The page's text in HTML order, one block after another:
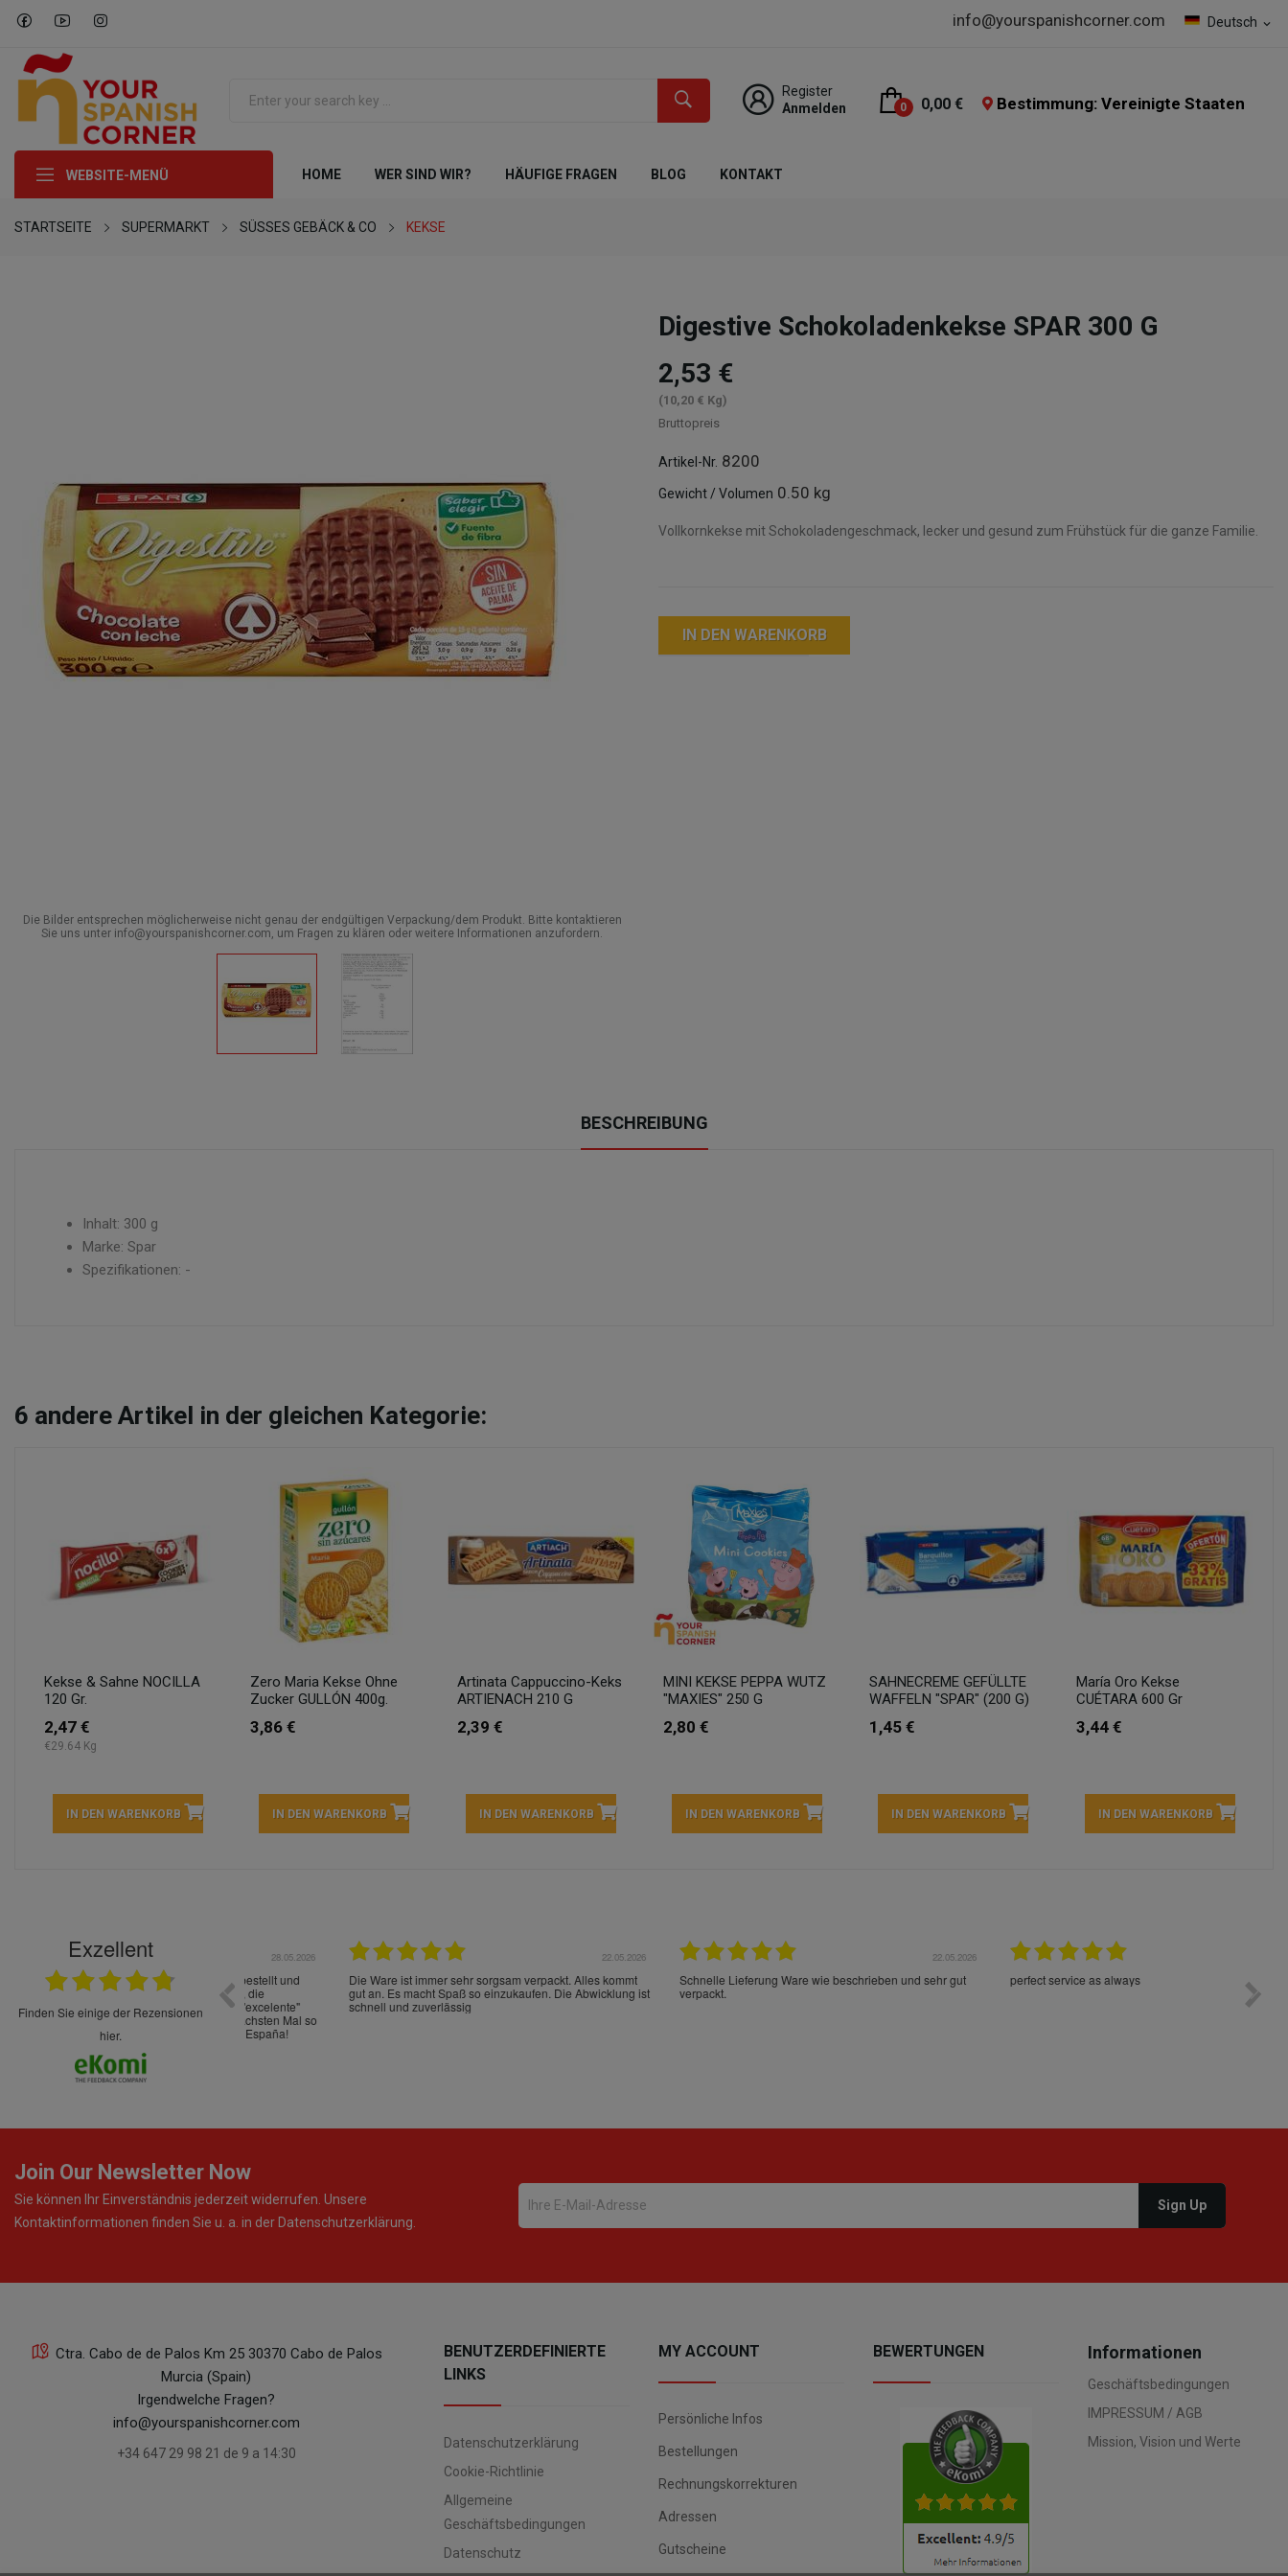
Deutsch expand_more
info@yourspanishcorner.com
Register
Anmelden
0 0,00 € Bestimmung: Vereinigte Staaten
WEBSITE-MENÜ HOME WER SIND WIR? HÄUFIGE FRAGEN BLOG KONTAKT
STARTSEITE SUPERMARKT SÜSSES GEBÄCK & CO KEKSE
Die Bilder entsprechen möglicherweise nicht genau der endgültigen Verpackung/dem Produkt. Bitte kontaktieren
Sie uns unter info@yourspanishcorner.com, um Fragen zu klären oder weitere Informationen anzufordern.
Digestive Schokoladenkekse SPAR 300 G
2,53 €
(10,20 € Kg)
Bruttopreis
Artikel-Nr. 8200
Gewicht / Volumen 0.50 kg
Vollkornkekse mit Schokoladengeschmack, lecker und gesund zum Frühstück für die ganze Familie.
IN DEN WARENKORB
BESCHREIBUNG
Inhalt: 300 g
Marke: Spar
Spezifikationen: -
6 andere Artikel in der gleichen Kategorie:
Kekse & Sahne NOCILLA
120 Gr.
2,47 €
€29.64 Kg
IN DEN WARENKORB
Zero Maria Kekse Ohne
Zucker GULLÓN 400g.
3,86 €
IN DEN WARENKORB
Artinata Cappuccino-Keks
ARTIENACH 210 G
2,39 €
IN DEN WARENKORB
MINI KEKSE PEPPA WUTZ
"MAXIES" 250 G
2,80 €
IN DEN WARENKORB
SAHNECREME GEFÜLLTE
WAFFELN "SPAR" (200 G)
1,45 €
IN DEN WARENKORB
María Oro Kekse
CUÉTARA 600 Gr
3,44 €
IN DEN WARENKORB
Exzellent
finden Sie einige der Rezensionen
hier.
sehr sorgsam verpackt. Alles kommt
Spaß so einzukaufen. Die Abwicklung ist
Schnelle Lieferung Ware wie beschrieben und sehr gut
verpackt.
perfect service as always
Die Waren sind schnell und im Guten Zustand geliefert
Join Our Newsletter Now
Sie können Ihr Einverständnis jederzeit widerrufen. Unsere
Kontaktinformationen finden Sie u. a. in der Datenschutzerklärung.
Ctra. Cabo de de Palos Km 25 30370 Cabo de Palos
Murcia (Spain)
Irgendwelche Fragen?
info@yourspanishcorner.com
+34 647 29 98 21 de 9 a 14:30
BENUTZERDEFINIERTE
LINKS
Datenschutzerklärung
Cookie-Richtlinie
Allgemeine
Geschäftsbedingungen
Datenschutz
MY ACCOUNT
Persönliche Infos
Bestellungen
Rechnungskorrekturen
Adressen
Gutscheine
BEWERTUNGEN Informationen
Geschäftsbedingungen
IMPRESSUM / AGB
Mission, Vision und Werte